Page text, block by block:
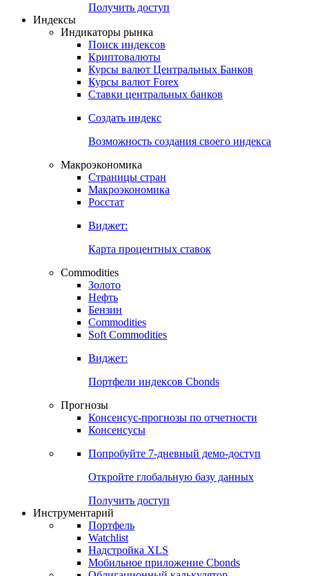
Получить доступ
Индексы
Индикаторы рынка
Поиск индексов
Криптовалюты
Курсы валют Центральных Банков
Курсы валют Forex
Ставки центральных банков
Создать индекс
Возможность создания своего индекса
Макроэкономика
Страницы стран
Макроэкономика
Росстат
Виджет:
Карта процентных ставок
Commodities
Золото
Нефть
Бензин
Commodities
Soft Commodities
Виджет:
Портфели индексов Cbonds
Прогнозы
Консенсус-прогнозы по отчетности
Консенсусы
Попробуйте 7-дневный демо-доступ
Откройте глобальную базу данных
Получить доступ
Инструментарий
Портфель
Watchlist
Надстройка XLS
Мобильное приложение Cbonds